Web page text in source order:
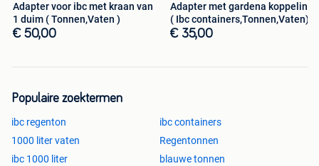
Adapter voor ibc met kraan van
1 duim ( Tonnen,Vaten )
€ 50,00
Adapter met gardena koppeling
( Ibc containers,Tonnen,Vaten)
€ 35,00
Populaire zoektermen
ibc regenton
ibc containers
1000 liter vaten
Regentonnen
ibc 1000 liter
blauwe tonnen